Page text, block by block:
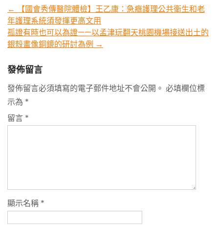
Post
navigation
←
【國會秀傳醫院體檢】王乙康：急癥護理公共衛生和老
年護理系統須發揮更高文用
孤證有時也可以為證——以孟津玩翻天桃園機場接送出土的
銀殼畫像銅鏡的研討為例 →
發佈留言
發佈留言必須填寫的電子郵件地址不會公開。 必填欄位標
示為 *
留言 *
顯示名稱 *